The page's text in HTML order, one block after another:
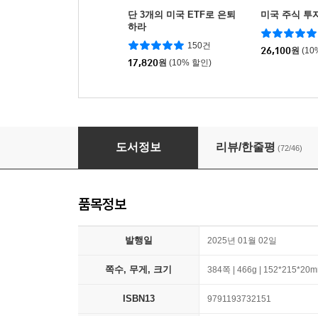
단 3개의 미국 ETF로 은퇴
하라
150건
17,820원 (10% 할인)
미국 주식 투
26,100원
김범곤의 월 300만원 평생연금
도서정보 리뷰/한줄평 (72/46)
품목정보
발행일 2025년 01월 02일
쪽수, 무게, 크기 384쪽 | 466g |
ISBN13 9791193732151